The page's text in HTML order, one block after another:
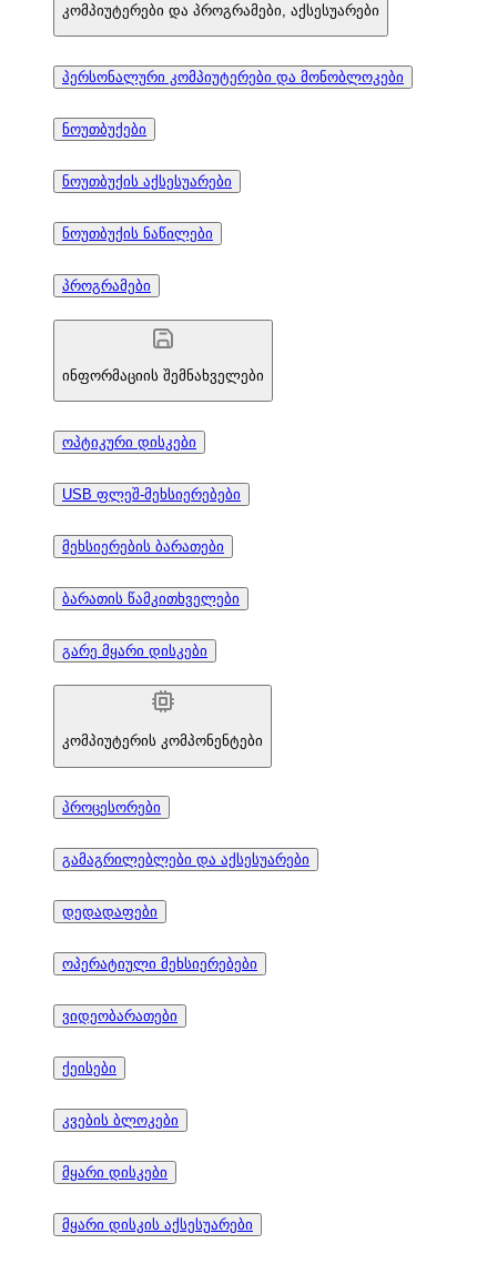
კომპიუტერები და პროგრამები, აქსესუარები
პერსონალური კომპიუტერები და მონობლოკები
ნოუთბუქები
ნოუთბუქის აქსესუარები
ნოუთბუქის ნაწილები
პროგრამები
ინფორმაციის შემნახველები
ოპტიკური დისკები
USB ფლეშ-მეხსიერებები
მეხსიერების ბარათები
ბარათის წამკითხველები
გარე მყარი დისკები
კომპიუტერის კომპონენტები
პროცესორები
გამაგრილებლები და აქსესუარები
დედადაფები
ოპერატიული მეხსიერებები
ვიდეობარათები
ქეისები
კვების ბლოკები
მყარი დისკები
მყარი დისკის აქსესუარები